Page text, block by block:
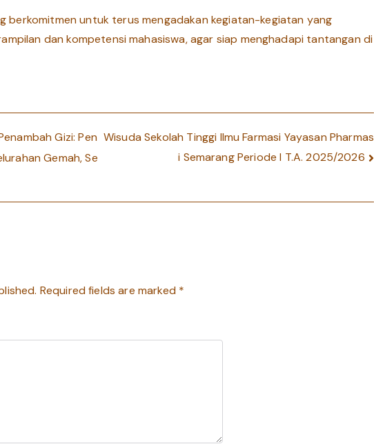
berkomitmen untuk terus mengadakan kegiatan-kegiatan yang
dan kompetensi mahasiswa, agar siap menghadapi tantangan di
Gizi: Pen
Gemah, Se
Wisuda Sekolah Tinggi Ilmu Farmasi Yayasan Pharmas
i Semarang Periode I T.A. 2025/2026
Required fields are marked *